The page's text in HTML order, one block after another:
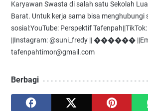
Karyawan Swasta di salah satu Sekolah
Barat. Untuk kerja sama bisa menghubungi
sosial:YouTube: Perspektif Tafenpah||TikTok:
||Instagram: @suni_fredy || ������
tafenpahtimor@gmail.com
Berbagi